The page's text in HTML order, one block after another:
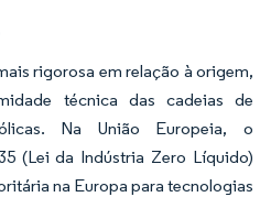
rigorosa em relação à origem,
técnica das cadeias de
Na União Europeia, o
(Lei da Indústria Zero Líquido)
na Europa para tecnologias